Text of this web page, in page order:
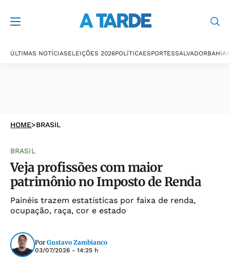
ÚLTIMAS NOTÍCIASELEIÇÕES 2026POLÍTICAESPORTESSALVADORBAHIA
HOME>BRASIL
BRASIL
Veja profissões com maior
patrimônio no Imposto de Renda
Painéis trazem estatísticas por faixa de renda,
ocupação, raça, cor e estado
Por Gustavo Zambianco
03/07/2026 - 14:25 h